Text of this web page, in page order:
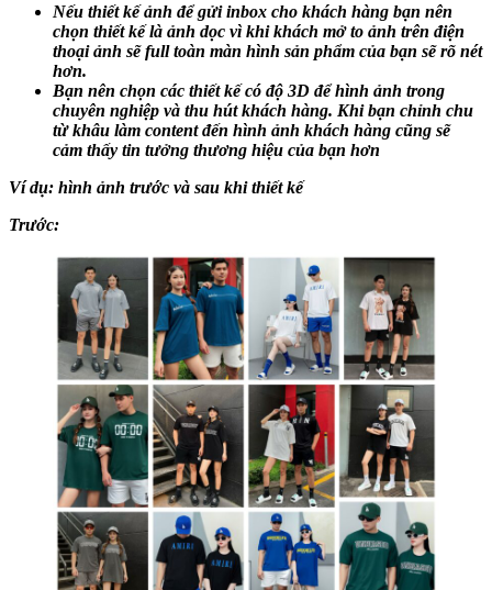
Nếu thiết kế ảnh để gửi inbox cho khách hàng bạn nên
chọn thiết kế là ảnh dọc vì khi khách mở to ảnh trên điện
thoại ảnh sẽ full toàn màn hình sản phẩm của bạn sẽ rõ nét
hơn.
Bạn nên chọn các thiết kế có độ 3D để hình ảnh trong
chuyên nghiệp và thu hút khách hàng. Khi bạn chỉnh chu
từ khâu làm content đến hình ảnh khách hàng cũng sẽ
cảm thấy tin tưởng thương hiệu của bạn hơn
Ví dụ: hình ảnh trước và sau khi thiết kế
Trước: